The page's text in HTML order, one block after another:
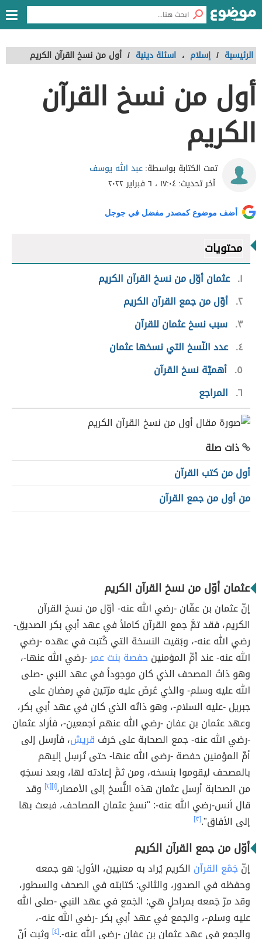
الرئيسية / إسلام ، اسئلة دينية / أول من نسخ القرآن الكريم
أول من نسخ القرآن
الكريم
تمت الكتابة بواسطة:عبد الله يوسف
آخر تحديث:١٧:٠٤ ، ٦ فبراير ٢٠٢٢
أضف موضوع كمصدر مفضل في جوجل
محتويات
١ عثمان أوّل من نسخ القرآن الكريم
٢ أوّل من جمع القرآن الكريم
٣ سبب نسخ عثمان للقرآن
٤ عدد النّسخ التي نسخها عثمان
٥ أهميّة نسخ القرآن
٦ المراجع
ذات صلة
أول من كتب القرآن
من أول من جمع القرآن
عثمان أوّل من نسخ القرآن الكريم
إنّ عثمان بن عفّان -رضي الله عنه- أوّل من نسخ القرآن
الكريم، فقد تمَّ جمع القرآن كاملاً في عهد أبي بكر الصديق-
رضي الله عنه-، وبَقيت النسخة التي كُتبت في عهده -رضي
الله عنه- عند أمِّ المؤمنينحفصة بنت عمر-رضي الله عنها-،
وهو ذاتُ المصحف الذي كان موجوداً في عهد النبي -صلى
الله عليه وسلم- والذي عُرضَ عليه مرّتين في رمضان على
جبريل -عليه السلام-، وهو ذاتُه الذي كان في عهد أبي بكر،
وعهد عثمان بن عفان -رضي الله عنهم أجمعين-، فأراد عثمان
-رضي الله عنه- جمع الصحابة على حَرف قريش، فأرسل إلى
أمِّ المؤمنين حفصة -رضى الله عنها- حتى تُرسِل إليهم
بالمصحف ليقوموا بنسخه، ومن ثمَّ إعادته لها، وبعد نسخِهِ
من الصحابة أرسل عثمان هذه النُّسخ إلى الأمصار،[١] [٢]
وقد
قال أنس-رضي الله عنه-: "نسخ عثمان المصاحف، فبعث بها
إلى الأفاق".[٣]
أوّل من جمع القرآن الكريم
إنّجَمْع القرآن الكريم يُراد به معنيين، الأول: هو جمعه
وحفظه في الصدور، والثاني: كتابته في الصحف والسطور،
وقد مرّ جَمعه بمراحلٍ هي: الجَمع في عهد النبي -صلى الله
عليه وسلم-، والجمع في عهد أبي بكر -رضي الله عنه-،
والجمع في عهد عثمان بن عفان -رضي الله عنه-.[٤]
وثبت أنّ